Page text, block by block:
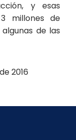
y esas
millones de
de las
2016